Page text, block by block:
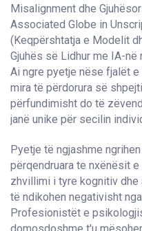
Misalignment dhe
Associated Globe in
(Keqpërshtatja e Modelit
Gjuhës së Lidhur me IA-në
Ai ngre pyetje nëse fjalët
mira të përdorura së
përfundimisht do të
janë unike për secilin
Pyetje të ngjashme
përqendruara te nxënësit
zhvillimi i tyre kognitiv
të ndikohen negativisht
Profesionistët e